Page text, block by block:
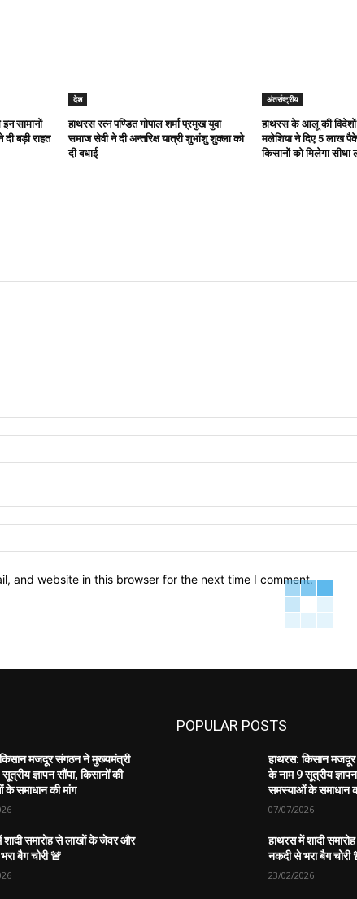
सामानों
बड़ी राहत
देश
हाथरस रत्न पण्डित गोपाल शर्मा प्रमुख युवा
समाज सेवी ने दी अन्तरिक्ष यात्री शुभांशु शुक्ला को
दी बधाई
अंतर्राष्ट्रीय
हाथरस के आलू की
मलेशिया ने दिए 5 लाख
किसानों को मिलेगा सीधा
and website in this browser for the next time I comment.
मजदूर संगठन ने मुख्यमंत्री
ज्ञापन सौंपा, किसानों की
समाधान की मांग
शादी समारोह से लाखों के जेवर और
बैग चोरी 🚨
POPULAR POSTS
हाथरस: किसान
के नाम 9 सूत्रीय
समस्याओं के समाधान
07/07/2026
हाथरस में शादी
नकदी से भरा बैग चोरी
23/02/2026